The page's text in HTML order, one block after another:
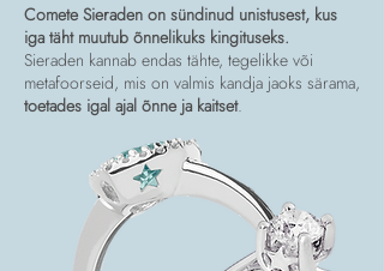
Comete Sieraden on sündinud unistusest, kus
iga täht muutub õnnelikuks kingituseks.
Sieraden kannab endas tähte, tegelikke või
metafoorseid, mis on valmis kandja jaoks särama,
toetades igal ajal õnne ja kaitset.